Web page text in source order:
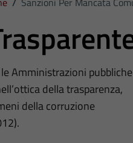
Amministrazioni pubbliche
della trasparenza,
della corruzione